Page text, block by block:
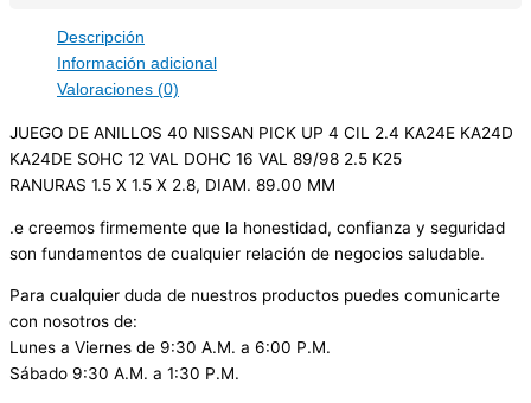
Descripción
Información adicional
Valoraciones (0)
JUEGO DE ANILLOS 40 NISSAN PICK UP 4 CIL 2.4 KA24E KA24D
KA24DE SOHC 12 VAL DOHC 16 VAL 89/98 2.5 K25
RANURAS 1.5 X 1.5 X 2.8, DIAM. 89.00 MM
.e creemos firmemente que la honestidad, confianza y seguridad
son fundamentos de cualquier relación de negocios saludable.
Para cualquier duda de nuestros productos puedes comunicarte
con nosotros de:
Lunes a Viernes de 9:30 A.M. a 6:00 P.M.
Sábado 9:30 A.M. a 1:30 P.M.